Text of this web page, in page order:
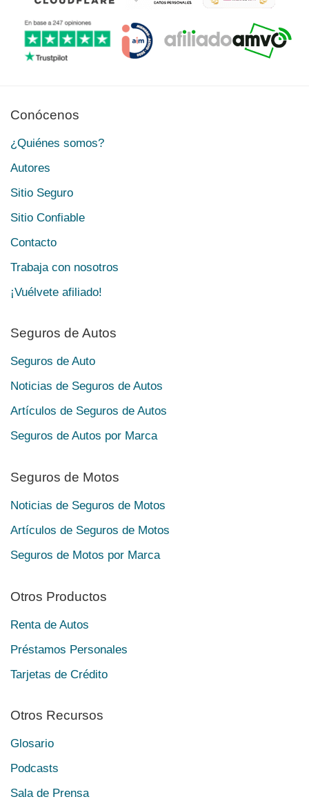
Conócenos
¿Quiénes somos?
Autores
Sitio Seguro
Sitio Confiable
Contacto
Trabaja con nosotros
¡Vuélvete afiliado!
Seguros de Autos
Seguros de Auto
Noticias de Seguros de Autos
Artículos de Seguros de Autos
Seguros de Autos por Marca
Seguros de Motos
Noticias de Seguros de Motos
Artículos de Seguros de Motos
Seguros de Motos por Marca
Otros Productos
Renta de Autos
Préstamos Personales
Tarjetas de Crédito
Otros Recursos
Glosario
Podcasts
Sala de Prensa